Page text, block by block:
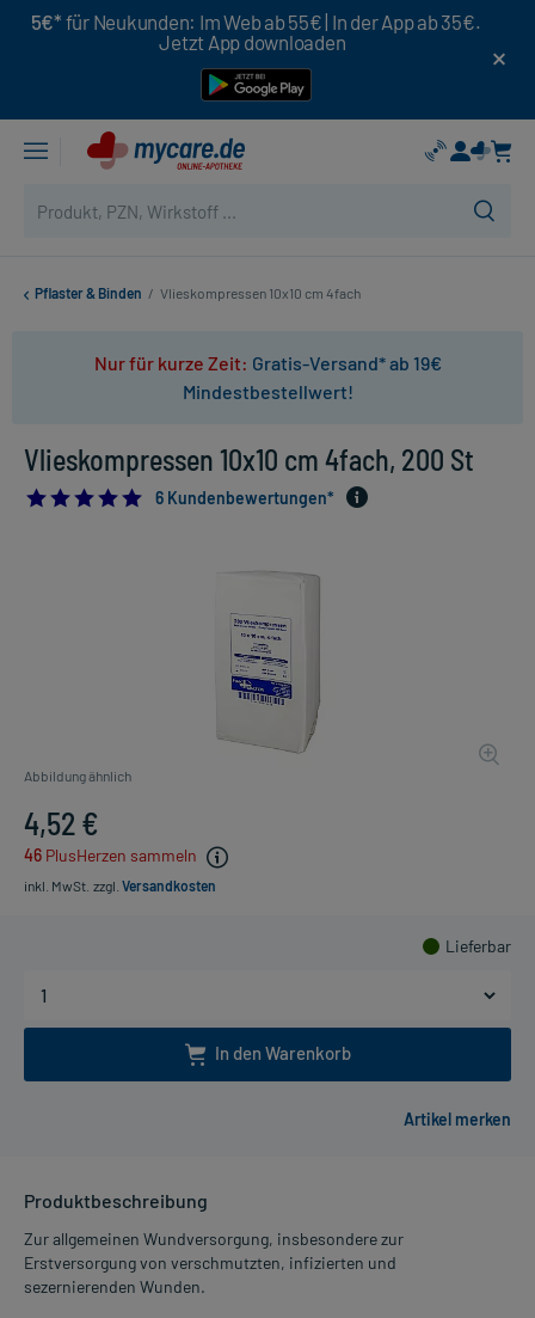
5€* für Neukunden: Im Web ab 55€ | In der App ab 35€.
Jetzt App downloaden
Pflaster & Binden / Vlieskompressen 10x10 cm 4fach
Nur für kurze Zeit: Gratis-Versand* ab 19€
Mindestbestellwert!
Vlieskompressen 10x10 cm 4fach, 200 St
5.0
6 Kundenbewertungen*
Abbildung ähnlich
4,52 €
46 PlusHerzen sammeln
inkl. MwSt. zzgl. Versandkosten
Lieferbar
In den Warenkorb
Produktbeschreibung
Zur allgemeinen Wundversorgung, insbesondere zur
Erstversorgung von verschmutzten, infizierten und
sezernierenden Wunden.